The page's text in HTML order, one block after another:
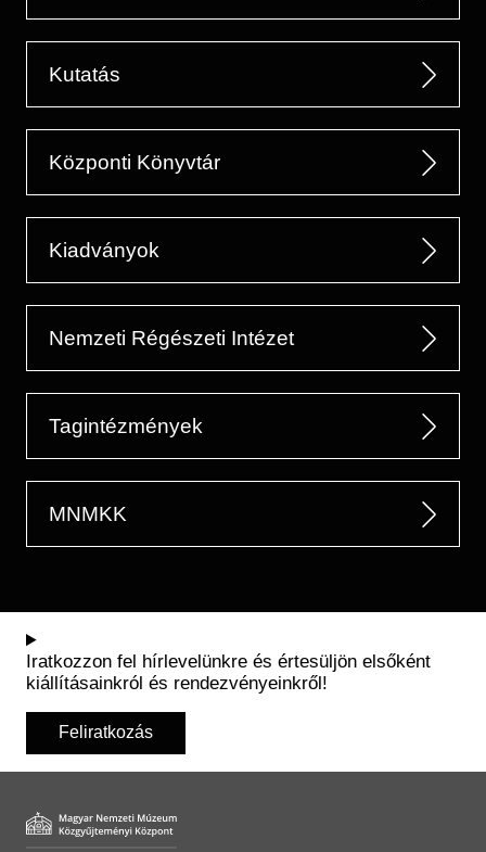
Kutatás
Központi Könyvtár
Kiadványok
Nemzeti Régészeti Intézet
Tagintézmények
MNMKK
Iratkozzon fel hírlevelünkre és értesüljön elsőként
kiállításainkról és rendezvényeinkről!
Feliratkozás